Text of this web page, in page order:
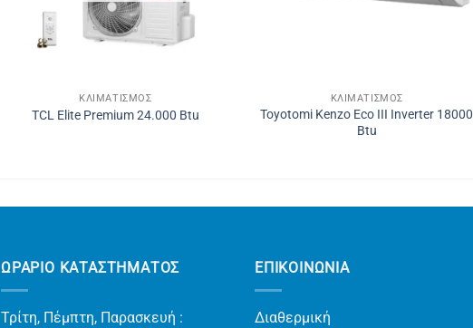
ΚΛΙΜΑΤΙΣΜΌΣ
TCL Elite Premium 24.000 Btu
ΚΛΙΜΑΤΙΣΜΌΣ
Toyotomi Kenzo Eco III Inverter 18000
Btu
ΩΡΑΡΙΟ ΚΑΤΑΣΤΗΜΑΤΟΣ
Τρίτη, Πέμπτη, Παρασκευή :
ΕΠΙΚΟΙΝΩΝΊΑ
Διαθερμική